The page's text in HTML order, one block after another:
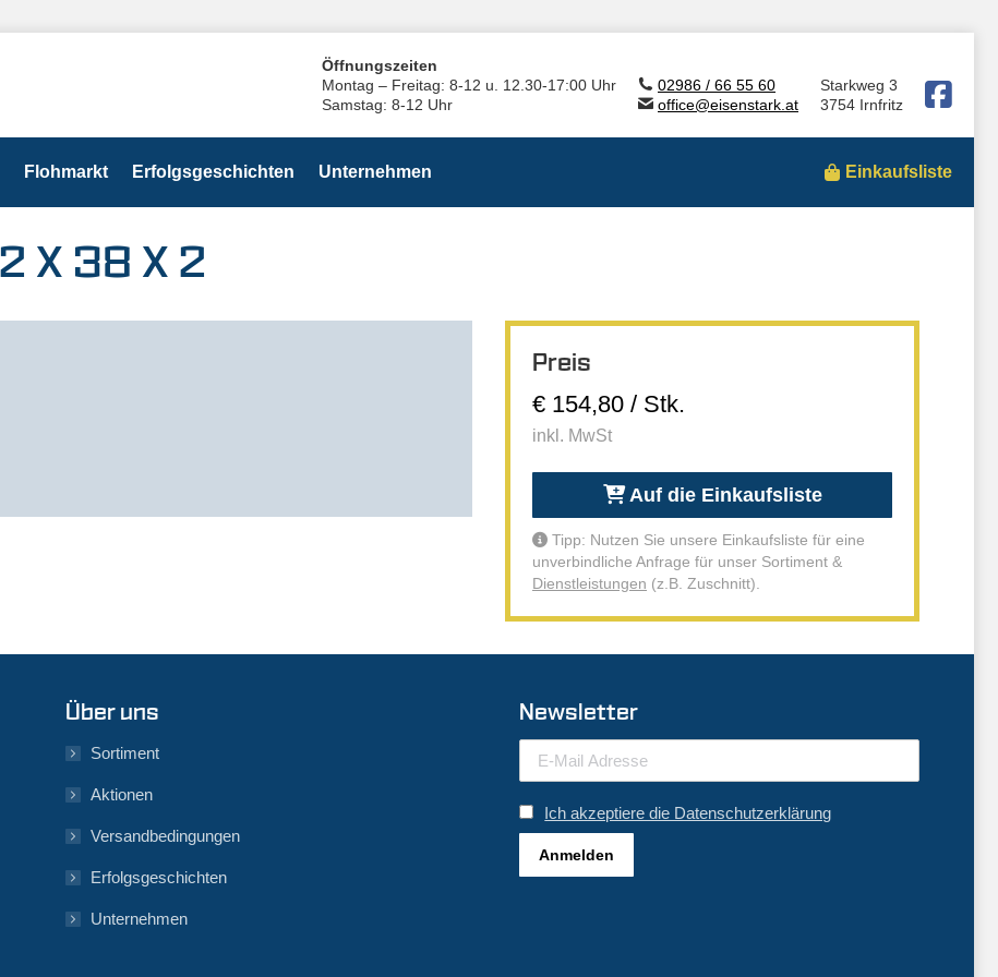
Öffnungszeiten
Montag – Freitag: 8-12 u. 12.30-17:00 Uhr
Samstag: 8-12 Uhr
02986 / 66 55 60
office@eisenstark.at
Starkweg 3
3754 Irnfritz
Flohmarkt Erfolgsgeschichten Unternehmen Einkaufsliste
X 38 X 2
Preis
€ 154,80 / Stk.
inkl. MwSt
Auf die Einkaufsliste
Tipp: Nutzen Sie unsere Einkaufsliste für eine
unverbindliche Anfrage für unser Sortiment &
Dienstleistungen (z.B. Zuschnitt).
Über uns
Sortiment
Aktionen
Versandbedingungen
Erfolgsgeschichten
Unternehmen
Newsletter
Ich akzeptiere die Datenschutzerklärung